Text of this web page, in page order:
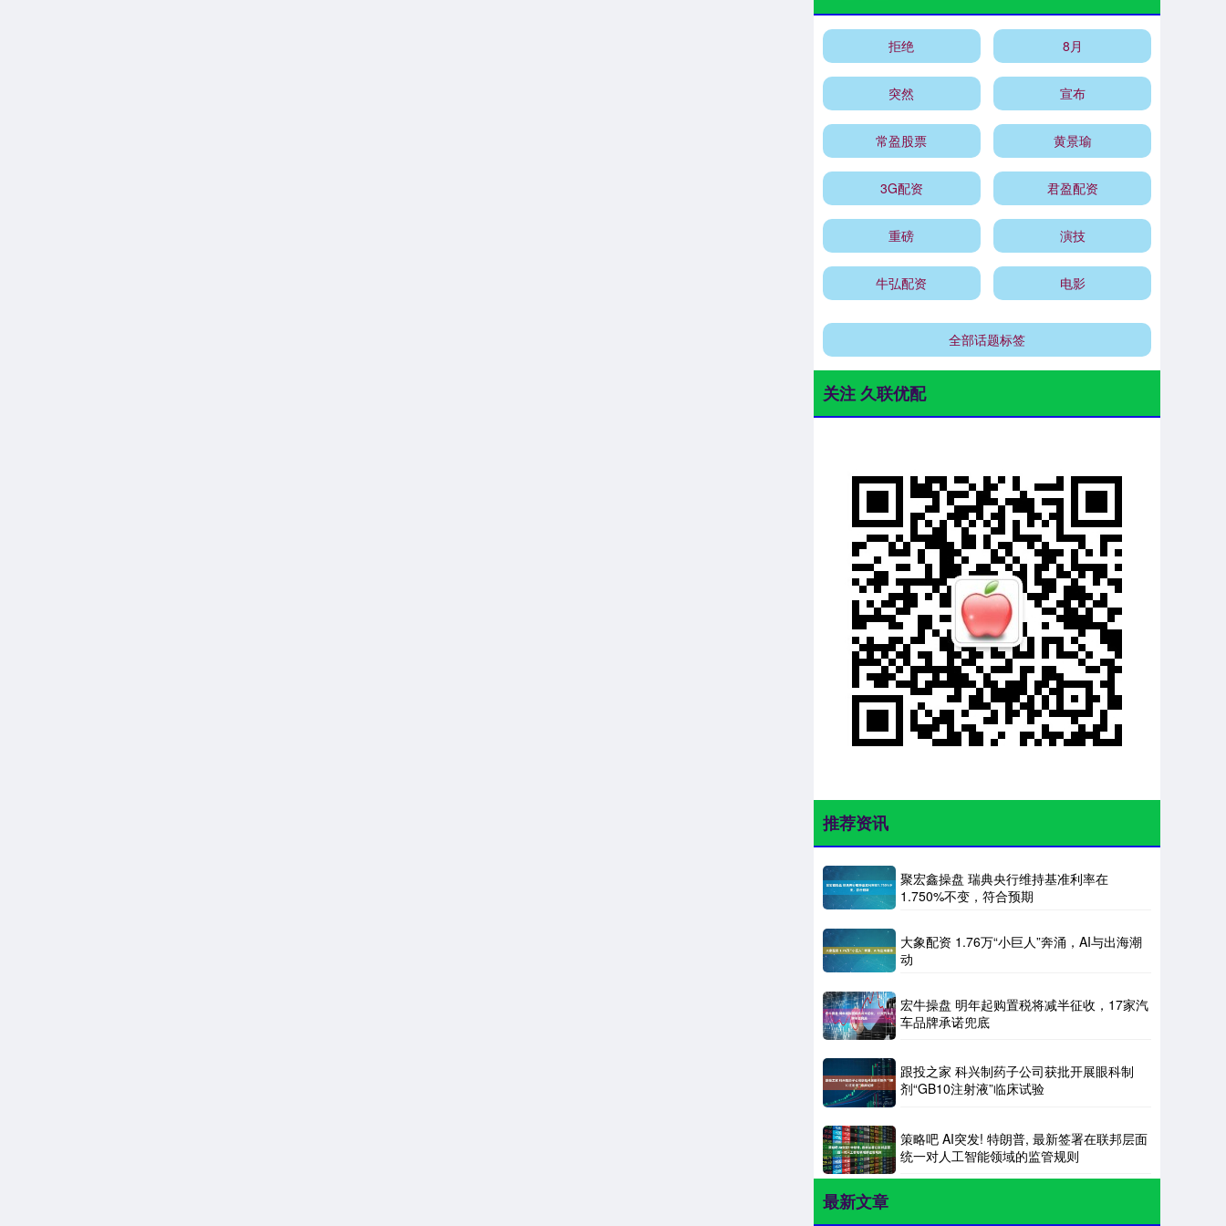
拒绝 8月
突然 宣布
常盈股票 黄景瑜
3G配资 君盈配资
重磅 演技
牛弘配资 电影
全部话题标签
关注 久联优配
推荐资讯
聚宏鑫操盘 瑞典央行维持基准利率在
1.750%不变，符合预期
大象配资 1.76万“小巨人”奔涌，AI与出海潮
动
宏牛操盘 明年起购置税将减半征收，17家汽
车品牌承诺兜底
跟投之家 科兴制药子公司获批开展眼科制
剂“GB10注射液”临床试验
策略吧 AI突发! 特朗普, 最新签署在联邦层面
统一对人工智能领域的监管规则
最新文章